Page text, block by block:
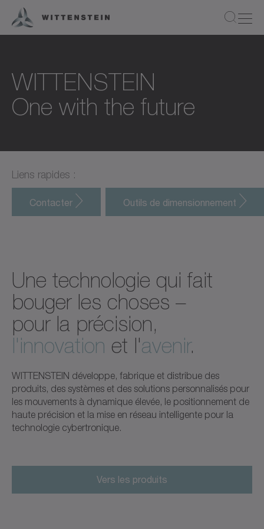
WITTENSTEIN
One with the future
Liens rapides :
Contacter Outils de dimensionnement
Une technologie qui fait
bouger les choses –
pour la précision,
l'innovation et l'avenir.
WITTENSTEIN développe, fabrique et distribue des
produits, des systèmes et des solutions personnalisés pour
les mouvements à dynamique élevée, le positionnement de
haute précision et la mise en réseau intelligente pour la
technologie cybertronique.
Vers les produits